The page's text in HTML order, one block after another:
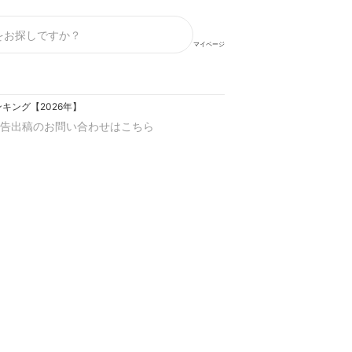
マイページ
ング【2026年】
出稿のお問い合わせはこちら